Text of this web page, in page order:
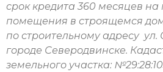
срок кредита 360 месяцев на
помещения в строящемся
по строительному адресу
городе Северодвинске.
земельного участка: